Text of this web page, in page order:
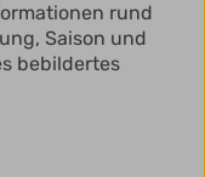
rund
Saison und
bebildertes